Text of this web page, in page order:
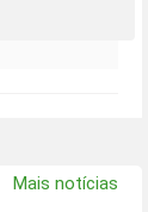
Mais notícias